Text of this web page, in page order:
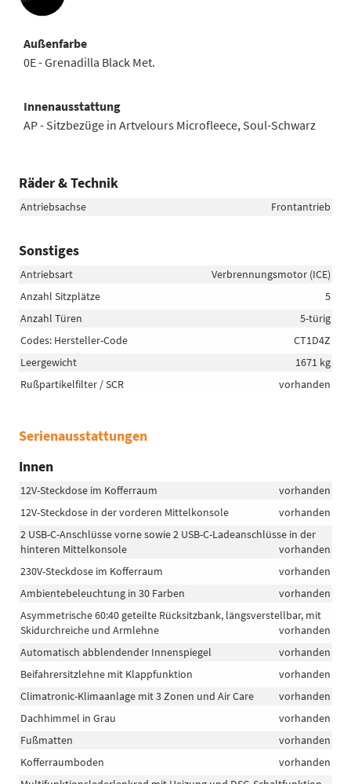
Außenfarbe
0E - Grenadilla Black Met.
Innenausstattung
AP - Sitzbezüge in Artvelours Microfleece, Soul-Schwarz
Räder & Technik
Antriebsachse Frontantrieb
Sonstiges
Antriebsart
Verbrennungsmotor (ICE)
Anzahl Sitzplätze
5
Anzahl Türen
5-türig
Codes: Hersteller-Code
CT1D4Z
Leergewicht
1671 kg
Rußpartikelfilter / SCR
vorhanden
Serienausstattungen
Innen
12V-Steckdose im Kofferraum
vorhanden
12V-Steckdose in der vorderen Mittelkonsole
vorhanden
2 USB-C-Anschlüsse vorne sowie 2 USB-C-Ladeanschlüsse in der
hinteren Mittelkonsole
vorhanden
230V-Steckdose im Kofferraum
vorhanden
Ambientebeleuchtung in 30 Farben
vorhanden
Asymmetrische 60:40 geteilte Rücksitzbank, längsverstellbar, mit
Skidurchreiche und Armlehne
vorhanden
Automatisch abblendender Innenspiegel
vorhanden
Beifahrersitzlehne mit Klappfunktion
vorhanden
Climatronic-Klimaanlage mit 3 Zonen und Air Care
vorhanden
Dachhimmel in Grau
vorhanden
Fußmatten
vorhanden
Kofferraumboden
vorhanden